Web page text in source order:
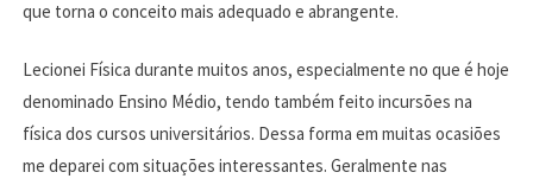
que torna o conceito mais adequado e abrangente.
Lecionei Física durante muitos anos, especialmente no que é hoje
denominado Ensino Médio, tendo também feito incursões na
física dos cursos universitários. Dessa forma em muitas ocasiões
me deparei com situações interessantes. Geralmente nas